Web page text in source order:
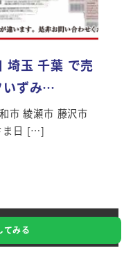
玉 千葉 で売
いずみ…
市 綾瀬市 藤沢市
ま日 […]
Daikichi
てみる